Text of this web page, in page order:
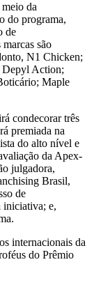
da
do programa,
de
são
N1 Chicken;
Depyl Action;
Maple
condecorar três
premiada na
do alto nível e
da Apex-
julgadora,
Brasil,
de
iniciativa; e,
internacionais da
do Prêmio